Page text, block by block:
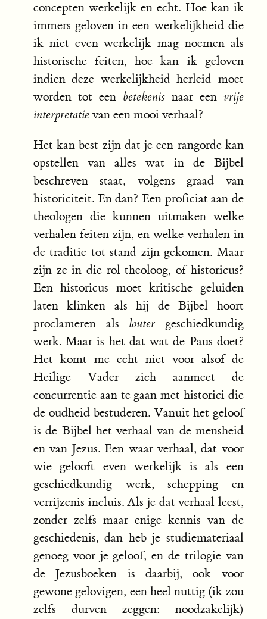
concepten werkelijk en echt. Hoe kan ik
immers geloven in een werkelijkheid die
ik niet even werkelijk mag noemen als
historische feiten, hoe kan ik geloven
indien deze werkelijkheid herleid moet
worden tot een betekenisnaar een vrije
interpretatie van een mooi verhaal?
Het kan best zijn dat je een rangorde kan
opstellen van alles wat in de Bijbel
beschreven staat, volgens graad van
historiciteit. En dan? Een proficiat aan de
theologen die kunnen uitmaken welke
verhalen feiten zijn, en welke verhalen in
de traditie tot stand zijn gekomen. Maar
zijn ze in die rol theoloog, of historicus?
Een historicus moet kritische geluiden
laten klinken als hij de Bijbel hoort
proclameren als louter geschiedkundig
werk. Maar is het dat wat de Paus doet?
Het komt me echt niet voor alsof de
Heilige Vader zich aanmeet de
concurrentie aan te gaan met historici die
de oudheid bestuderen. Vanuit het geloof
is de Bijbel het verhaal van de mensheid
en van Jezus. Een waar verhaal, dat voor
wie gelooft even werkelijk is als een
geschiedkundig werk, schepping en
verrijzenis incluis. Als je dat verhaal leest,
zonder zelfs maar enige kennis van de
geschiedenis, dan heb je studiemateriaal
genoeg voor je geloof, en de trilogie van
de Jezusboeken is daarbij, ook voor
gewone gelovigen, een heel nuttig (ik zou
zelfs durven zeggen: noodzakelijk)